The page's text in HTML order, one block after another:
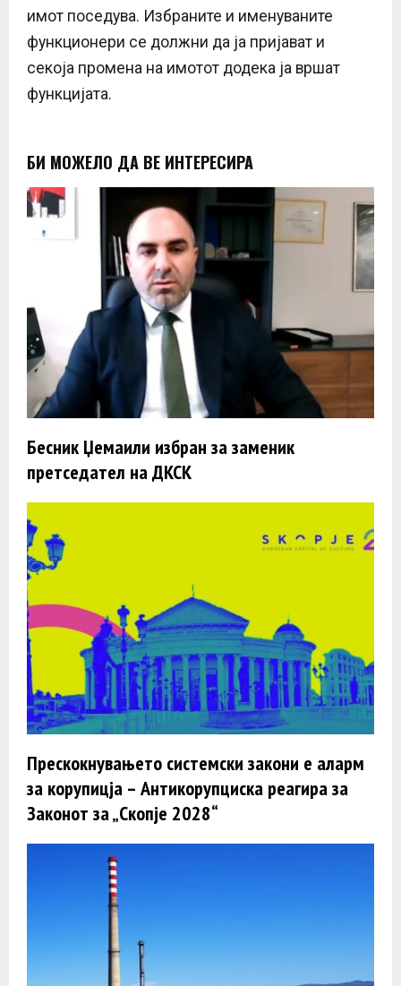
имот поседува. Избраните и именуваните
функционери се должни да ја пријават и
секоја промена на имотот додека ја вршат
функцијата.
БИ МОЖЕЛО ДА ВЕ ИНТЕРЕСИРА
Бесник Џемаили избран за заменик
претседател на ДКСК
Прескокнувањето системски закони е аларм
за корупицја – Антикорупциска реагира за
Законот за „Скопје 2028“